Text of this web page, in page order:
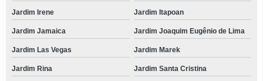
Jardim Irene Jardim Itapoan
Jardim Jamaica Jardim Joaquim Eugênio de Lima
Jardim Las Vegas Jardim Marek
Jardim Rina Jardim Santa Cristina